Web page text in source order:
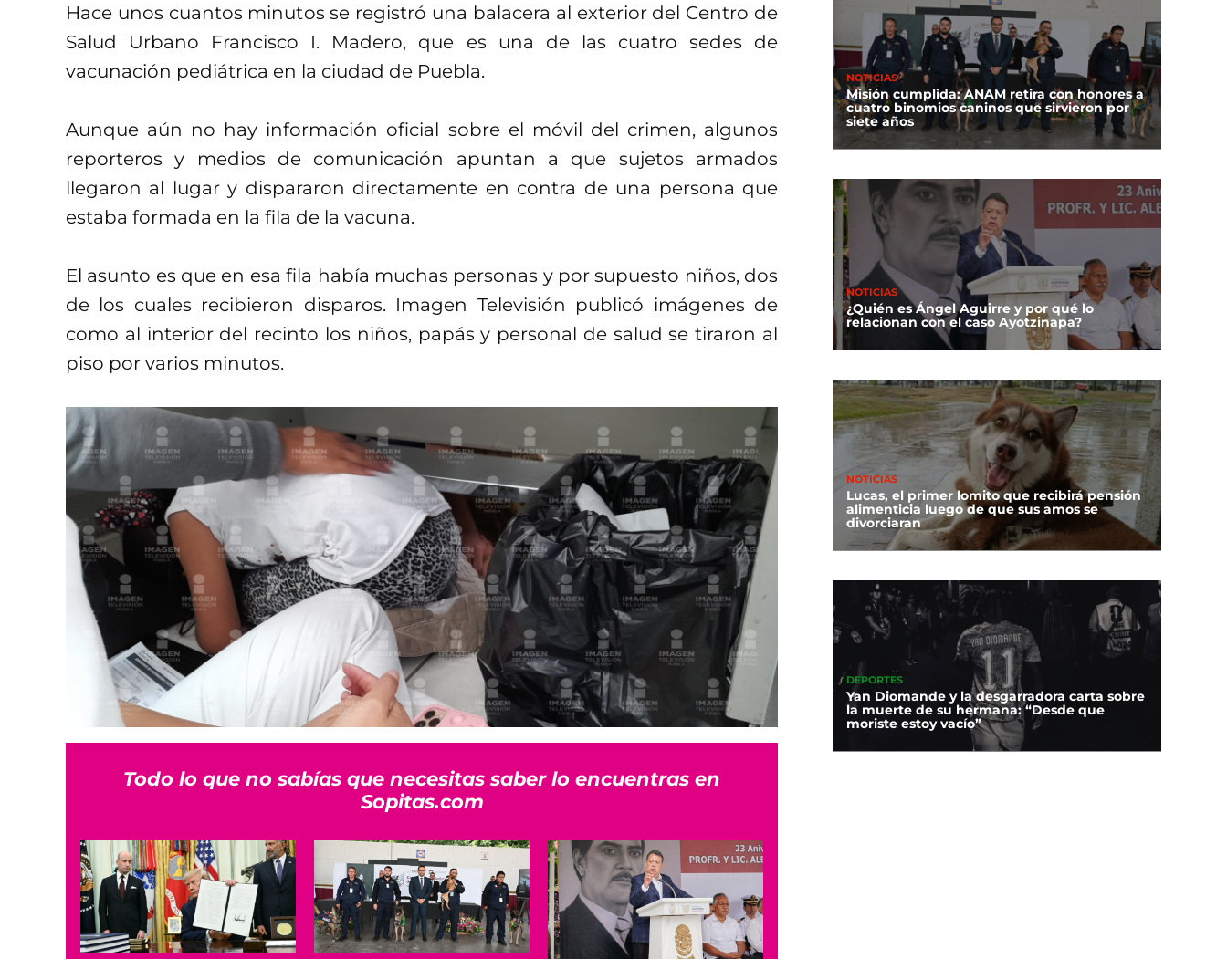
Hace unos cuantos minutos se registró una balacera al exterior del Centro de
Salud Urbano Francisco I. Madero, que es una de las cuatro sedes de
vacunación pediátrica en la ciudad de Puebla.
Aunque aún no hay información oficial sobre el móvil del crimen, algunos
reporteros y medios de comunicación apuntan a que sujetos armados
llegaron al lugar y dispararon directamente en contra de una persona que
estaba formada en la fila de la vacuna.
El asunto es que en esa fila había muchas personas y por supuesto niños, dos
de los cuales recibieron disparos. Imagen Televisión publicó imágenes de
como al interior del recinto los niños, papás y personal de salud se tiraron al
piso por varios minutos.
Todo lo que no sabías que necesitas saber lo encuentras en
Sopitas.com
NOTICIAS
Misión cumplida: ANAM retira con honores a
cuatro binomios caninos que sirvieron por
siete años
NOTICIAS
¿Quién es Ángel Aguirre y por qué lo
relacionan con el caso Ayotzinapa?
NOTICIAS
Lucas, el primer lomito que recibirá pensión
alimenticia luego de que sus amos se
divorciaran
DEPORTES
Yan Diomande y la desgarradora carta sobre
la muerte de su hermana: “Desde que
moriste estoy vacío”